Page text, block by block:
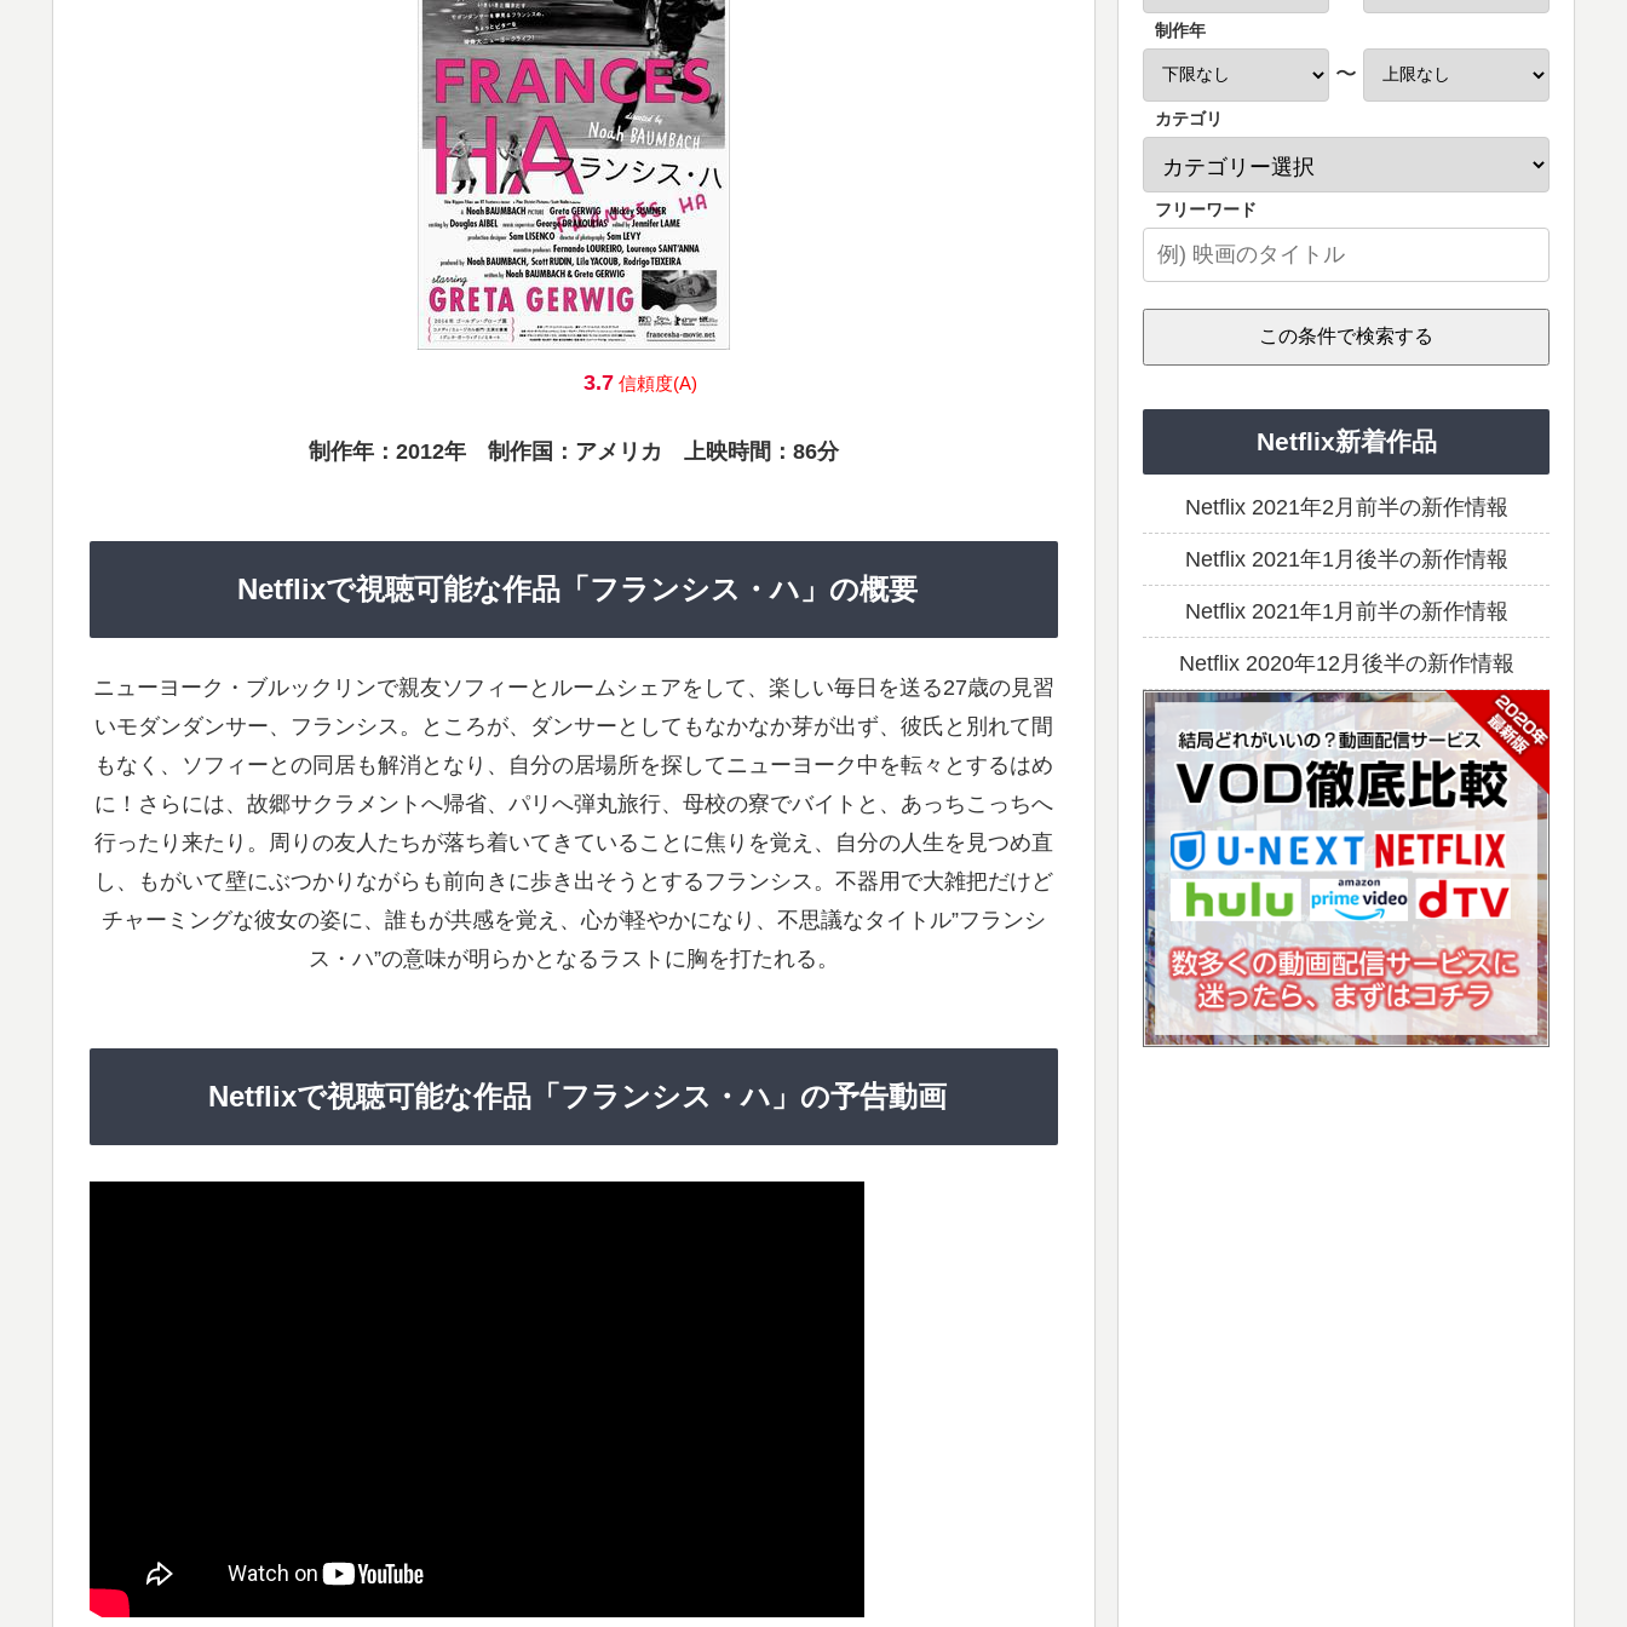
3.7 信頼度(A)
制作年：2012年 制作国：アメリカ 上映時間：86分
Netflixで視聴可能な作品「フランシス・ハ」の概要
ニューヨーク・ブルックリンで親友ソフィーとルームシェアをして、楽しい毎日を送る27歳の見習
いモダンダンサー、フランシス。ところが、ダンサーとしてもなかなか芽が出ず、彼氏と別れて間
もなく、ソフィーとの同居も解消となり、自分の居場所を探してニューヨーク中を転々とするはめ
に！さらには、故郷サクラメントへ帰省、パリへ弾丸旅行、母校の寮でバイトと、あっちこっちへ
行ったり来たり。周りの友人たちが落ち着いてきていることに焦りを覚え、自分の人生を見つめ直
し、もがいて壁にぶつかりながらも前向きに歩き出そうとするフランシス。不器用で大雑把だけど
チャーミングな彼女の姿に、誰もが共感を覚え、心が軽やかになり、不思議なタイトル”フランシ
ス・ハ”の意味が明らかとなるラストに胸を打たれる。
Netflixで視聴可能な作品「フランシス・ハ」の予告動画
制作年
〜
カテゴリ
フリーワード
Netflix新着作品
Netflix 2021年2月前半の新作情報
Netflix 2021年1月後半の新作情報
Netflix 2021年1月前半の新作情報
Netflix 2020年12月後半の新作情報